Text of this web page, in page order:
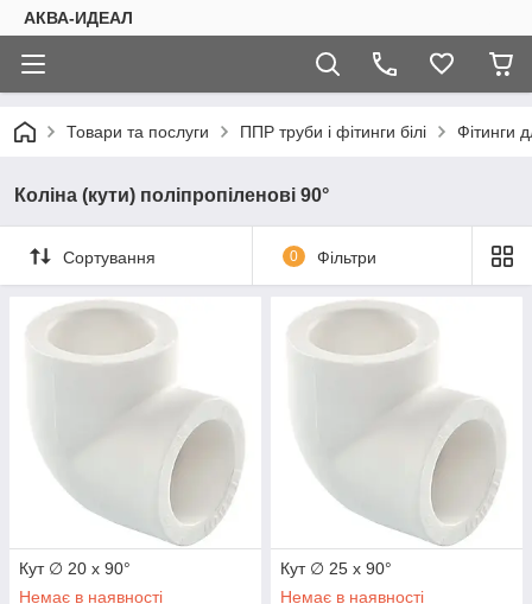
АКВА-ИДЕАЛ
Товари та послуги ППР труби і фітинги білі Фітинги
Коліна (кути) поліпропіленові 90°
Сортування 0 Фільтри
Кут ∅ 20 х 90°
Немає в наявності
Кут ∅ 25 х 90°
Немає в наявності